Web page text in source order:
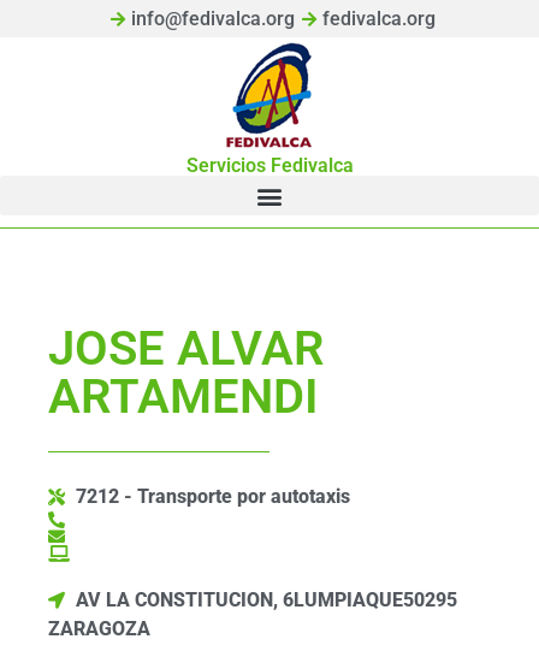
info@fedivalca.org fedivalca.org
Servicios Fedivalca
JOSE ALVAR
ARTAMENDI
7212 - Transporte por autotaxis
AV LA CONSTITUCION, 6LUMPIAQUE50295
ZARAGOZA